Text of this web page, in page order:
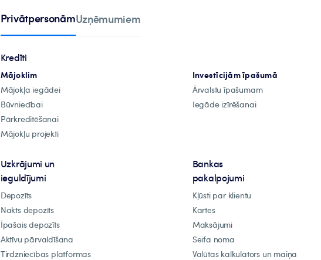
PrivātpersonāmUzņēmumiem
Kredīti
Mājoklim
Mājokļa iegādei
Būvniecībai
Pārkreditēšanai
Mājokļu projekti
Investīcijām īpašumā
Ārvalstu īpašumam
Iegāde izīrēšanai
Uzkrājumi un
ieguldījumi
Depozīts
Nakts depozīts
Īpašais depozīts
Aktīvu pārvaldīšana
Tirdzniecības platformas
Bankas
pakalpojumi
Kļūsti par klientu
Kartes
Maksājumi
Seifa noma
Valūtas kalkulators un maiņa